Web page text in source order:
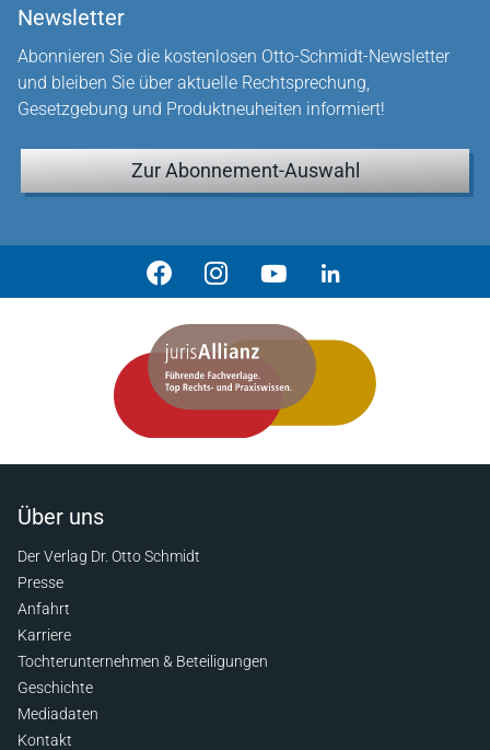
Newsletter
Abonnieren Sie die kostenlosen Otto-Schmidt-Newsletter
und bleiben Sie über aktuelle Rechtsprechung,
Gesetzgebung und Produktneuheiten informiert!
Zur Abonnement-Auswahl
Über uns
Der Verlag Dr. Otto Schmidt
Presse
Anfahrt
Karriere
Tochterunternehmen & Beteiligungen
Geschichte
Mediadaten
Kontakt